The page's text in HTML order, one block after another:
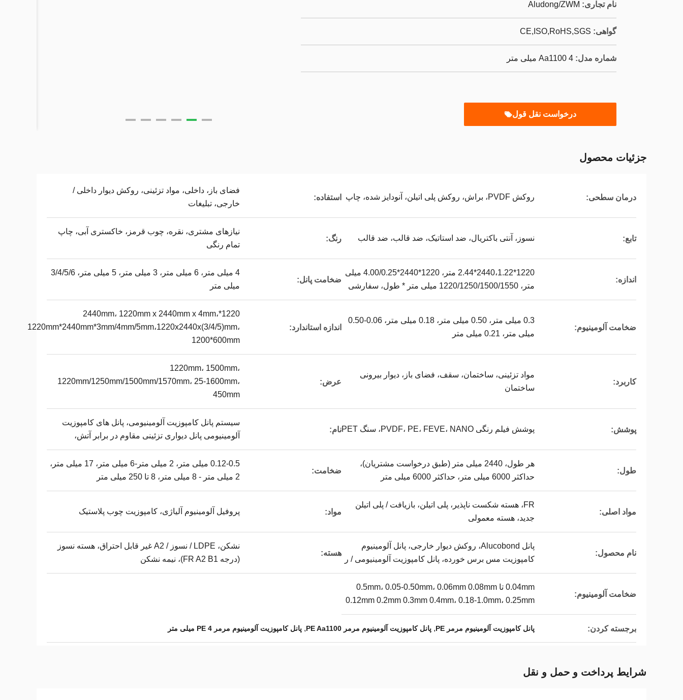
نام تجاری: Aludong/ZWM
گواهی: CE,ISO,RoHS,SGS
شماره مدل: Aa1100 4 میلی متر
درخواست نقل قول
جزئیات محصول
درمان سطحی: روکش PVDF، براش، روکش پلی اتیلن، آنودایز شده، چاپ استفاده:
فضای باز، داخلی، مواد تزئینی، روکش دیوار داخلی /
خارجی، تبلیغات
تابع: نسوز، آنتی باکتریال، ضد استاتیک، ضد قالب، ضد قالب رنگ:
نیازهای مشتری، نقره، چوب قرمز، خاکستری آبی، چاپ
تمام رنگی
اندازه:
1220*2440،1.22*2.44 متر، 1220*2440*4.00/0.25 میلی
متر، 1220/1250/1500/1550 میلی متر * طول، سفارشی
ضخامت پانل:
4 میلی متر، 6 میلی متر، 3 میلی متر، 5 میلی متر، 3/4/5/6
میلی متر
ضخامت آلومینیوم:
0.3 میلی متر، 0.50 میلی متر، 0.18 میلی متر، 0.06-0.50
میلی متر، 0.21 میلی متر
اندازه استاندارد:
1220*2440mm، 1220mm x 2440mm x 4mm،
1220mm*2440mm*3mm/4mm/5mm،1220x2440x(3/4/5)mm،
1200*600mm
کاربرد:
مواد تزئینی، ساختمان، سقف، فضای باز، دیوار بیرونی
ساختمان
عرض:
1220mm، 1500mm،
1220mm/1250mm/1500mm/1570mm، 25-1600mm،
450mm
پوشش: پوشش فیلم رنگی PVDF، PE، FEVE، NANO، سنگ PET نام:
سیستم پانل کامپوزیت آلومینیومی، پانل های کامپوزیت
آلومینیومی پانل دیواری تزئینی مقاوم در برابر آتش،
طول:
هر طول، 2440 میلی متر (طبق درخواست مشتریان)،
حداکثر 6000 میلی متر، حداکثر 6000 میلی متر
ضخامت:
0.12-0.5 میلی متر، 2 میلی متر-6 میلی متر، 17 میلی متر،
2 میلی متر - 8 میلی متر، 8 تا 250 میلی متر
مواد اصلی:
FR، هسته شکست ناپذیر، پلی اتیلن، بازیافت / پلی اتیلن
جدید، هسته معمولی
مواد: پروفیل آلومینیوم آلیاژی، کامپوزیت چوب پلاستیک
نام محصول:
پانل Alucobond، روکش دیوار خارجی، پانل آلومینیوم
کامپوزیت مس برس خورده، پانل کامپوزیت آلومینیومی / ر
هسته:
نشکن، LDPE / نسوز / A2 غیر قابل احتراق، هسته نسوز
(درجه FR A2 B1)، نیمه نشکن
ضخامت آلومینیوم:
0.04mm تا 0.5mm، 0.05-0.50mm، 0.06mm 0.08mm
0.12mm 0.2mm 0.3mm 0.4mm، 0.18-1.0mm، 0.25mm
برجسته کردن: پانل کامپوزیت آلومینیوم مرمر PE , پانل کامپوزیت آلومینیوم مرمر PE Aa1100 , پانل کامپوزیت آلومینیوم مرمر PE 4 میلی متر
شرایط پرداخت و حمل و نقل